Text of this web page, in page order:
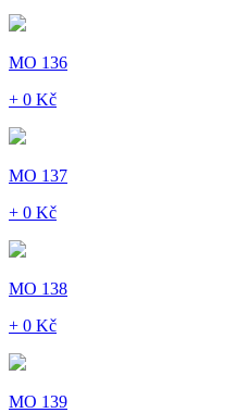
MO 136
+ 0 Kč
MO 137
+ 0 Kč
MO 138
+ 0 Kč
MO 139